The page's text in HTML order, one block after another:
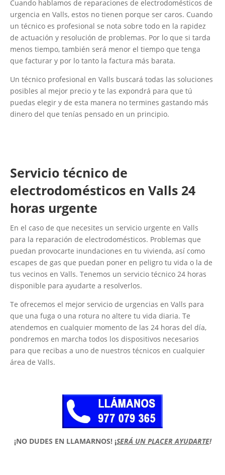
Cuando hablamos de reparaciones de electrodomésticos de
urgencia en Valls, estos no tienen porque ser caros. Cuando
un técnico es profesional se nota sobre todo en la rapidez
de actuación y resolución de problemas. Por lo que si tarda
menos tiempo, también será menor el tiempo que tenga
que facturar y por lo tanto la factura más barata.
Un técnico profesional en Valls buscará todas las soluciones
posibles al mejor precio y te las expondrá para que tú
puedas elegir y de esta manera no termines gastando más
dinero del que tenías pensado en un principio.
Servicio técnico de
electrodomésticos en Valls 24
horas urgente
En el caso de que necesites un servicio urgente en Valls
para la reparación de electrodomésticos. Problemas que
puedan provocarte inundaciones en tu vivienda, así como
escapes de gas que puedan poner en peligro tu vida o la de
tus vecinos en Valls. Tenemos un servicio técnico 24 horas
disponible para ayudarte a resolverlos.
Te ofrecemos el mejor servicio de urgencias en Valls para
que una fuga o una rotura no altere tu vida diaria. Te
atendemos en cualquier momento de las 24 horas del día,
pondremos en marcha todos los dispositivos necesarios
para que recibas a uno de nuestros técnicos en cualquier
área de Valls.
¡NO DUDES EN LLAMARNOS! ¡SERÁ UN PLACER AYUDARTE!